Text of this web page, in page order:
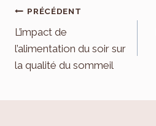
Navigation
de
l’article
PRÉCÉDENT
L’impact de
l’alimentation du soir sur
la qualité du sommeil